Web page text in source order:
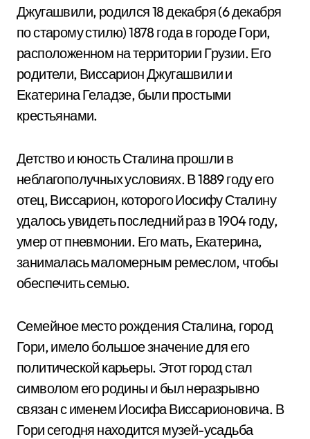
Джугашвили, родился 18 декабря (6 декабря
по старому стилю) 1878 года в городе Гори,
расположенном на территории Грузии. Его
родители, Виссарион Джугашвили и
Екатерина Геладзе, были простыми
крестьянами.
Детство и юность Сталина прошли в
неблагополучных условиях. В 1889 году его
отец, Виссарион, которого Иосифу Сталину
удалось увидеть последний раз в 1904 году,
умер от пневмонии. Его мать, Екатерина,
занималась маломерным ремеслом, чтобы
обеспечить семью.
Семейное место рождения Сталина, город
Гори, имело большое значение для его
политической карьеры. Этот город стал
символом его родины и был неразрывно
связан с именем Иосифа Виссарионовича. В
Гори сегодня находится музей-усадьба